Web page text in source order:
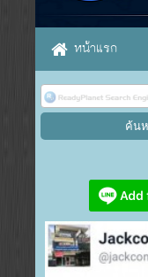
หน้าแรก